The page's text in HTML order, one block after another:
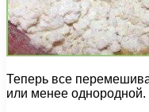
Теперь все
или менее однородной.